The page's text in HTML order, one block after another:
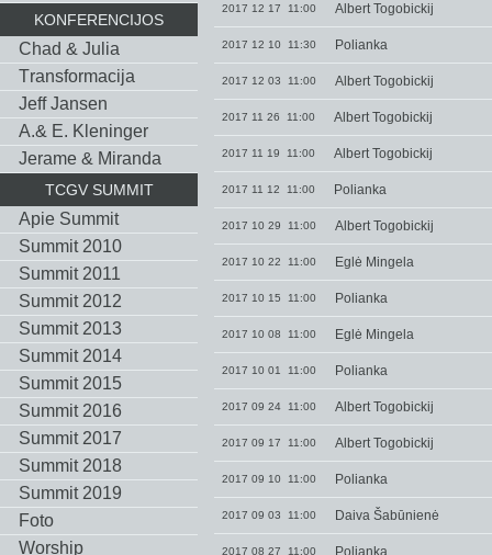
KONFERENCIJOS
Chad & Julia
Тransformacija
Jeff Jansen
A.& E. Kleninger
Jerame & Miranda
TCGV SUMMIT
Apie Summit
Summit 2010
Summit 2011
Summit 2012
Summit 2013
Summit 2014
Summit 2015
Summit 2016
Summit 2017
Summit 2018
Summit 2019
Foto
Worship
2017 12 17 11:00 Albert Togobickij
2017 12 10 11:30 Polianka
2017 12 03 11:00 Albert Togobickij
2017 11 26 11:00 Albert Togobickij
2017 11 19 11:00 Albert Togobickij
2017 11 12 11:00 Polianka
2017 10 29 11:00 Albert Togobickij
2017 10 22 11:00 Eglė Mingela
2017 10 15 11:00 Polianka
2017 10 08 11:00 Eglė Mingela
2017 10 01 11:00 Polianka
2017 09 24 11:00 Albert Togobickij
2017 09 17 11:00 Albert Togobickij
2017 09 10 11:00 Polianka
2017 09 03 11:00 Daiva Šabūnienė
2017 08 27 11:00 Polianka